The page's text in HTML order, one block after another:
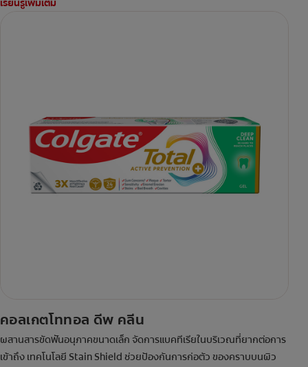
เรียนรู้เพิ่มเติม
คอลเกตโททอล ดีพ คลีน
ผสานสารขัดฟันอนุภาคขนาดเล็ก จัดการแบคทีเรียในบริเวณที่ยากต่อการ
เข้าถึง เทคโนโลยี Stain Shield ช่วยป้องกันการก่อตัว ของคราบบนผิว